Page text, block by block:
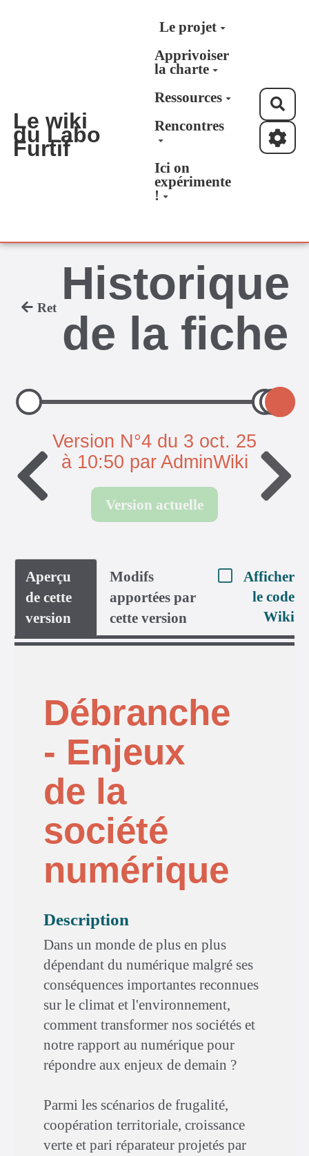
Aller au contenu principal
Le wiki
du Labo
Furtif
Le projet
Apprivoiser
la charte
Ressources
Rencontres
Ici on
expérimente
!
RetourHistorique
de la fiche
Version N°4 du 3 oct. 25
à 10:50 par AdminWiki
Version actuelle
Aperçu
de cette
version
Modifs
apportées par
cette version
Afficher
le code
Wiki
Débranche
- Enjeux
de la
société
numérique
Description
Dans un monde de plus en plus
dépendant du numérique malgré ses
conséquences importantes reconnues
sur le climat et l'environnement,
comment transformer nos sociétés et
notre rapport au numérique pour
répondre aux enjeux de demain ?
Parmi les scénarios de frugalité,
coopération territoriale, croissance
verte et pari réparateur projetés par